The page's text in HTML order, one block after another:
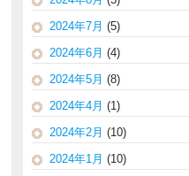
2024年7月 (5)
2024年6月 (4)
2024年5月 (8)
2024年4月 (1)
2024年2月 (10)
2024年1月 (10)